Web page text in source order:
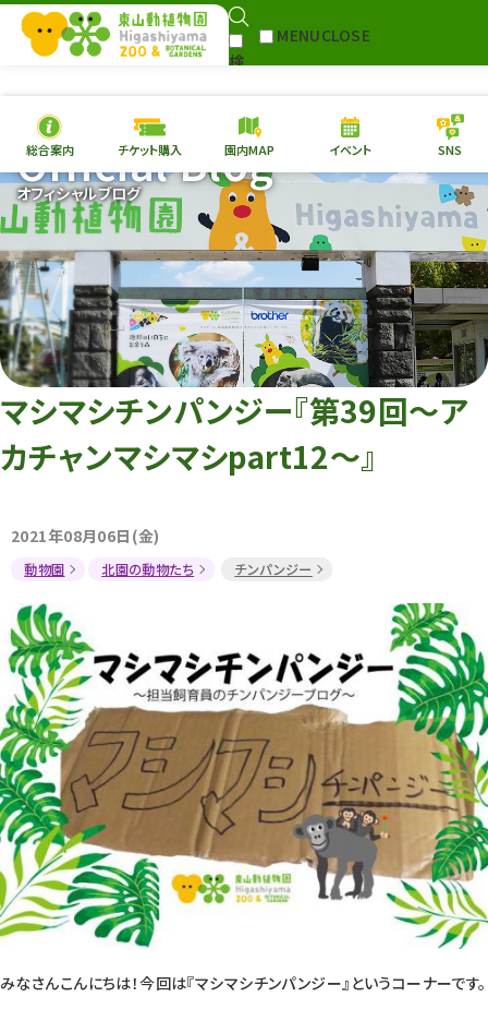
検
MENUCLOSE
本日の開園情報 チケ
園内MAP イベント
総合案内
動物園 植物園
再生プラン
東山動植物園
への支援
環境教育
サイトマップ
総合案内 チケット購入 園内MAP イベント SNS
オフィシャルブログ
Official Blog
マシマシチンパンジー『第39回～ア
カチャンマシマシpart12～』
2021年08月06日(金)
動物園 北園の動物たち チンパンジー
みなさんこんにちは！今回は『マシマシチンパンジー』というコーナーです。